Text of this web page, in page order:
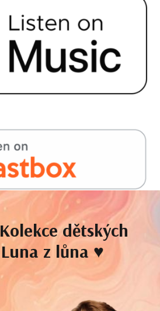
Kolekce dětských
Luna z lůna ♥️